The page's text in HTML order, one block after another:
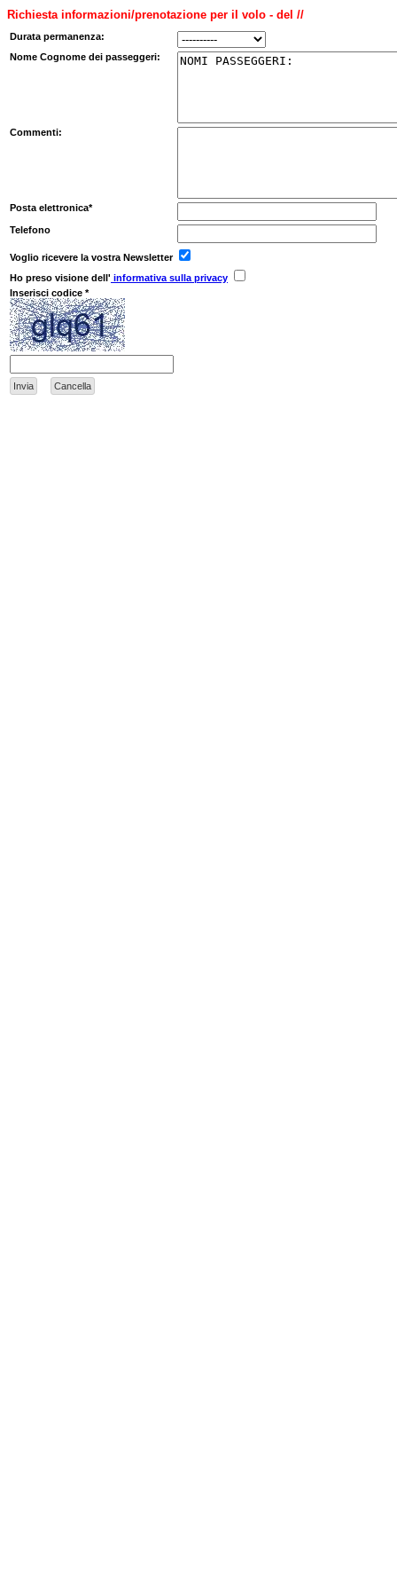
Richiesta informazioni/prenotazione per il volo - del //
Durata permanenza:
Nome Cognome dei passeggeri:
Commenti:
Posta elettronica*
Telefono
Voglio ricevere la vostra Newsletter
Ho preso visione dell' informativa sulla privacy
Inserisci codice *